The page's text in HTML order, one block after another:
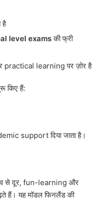
है
level examsकी फ्री
learning पर ज़ोर है
किए हैं:
support दिया जाता है।
से दूर, fun-learning और
हैं। यह मॉडल फिनलैंड की